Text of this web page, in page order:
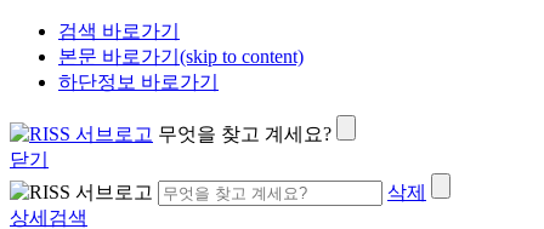
검색 바로가기
본문 바로가기(skip to content)
하단정보 바로가기
무엇을 찾고 계세요?
닫기
삭제
상세검색